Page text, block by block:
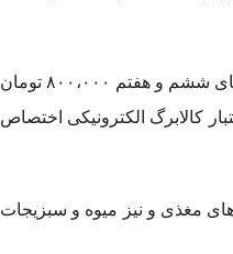
مبلغ کمک‌هزینه به ازای هر کودک ۵ تا ۵۹ ماه، دهک‌های اول تا پنجم ۱،۳۰۰،۰۰۰ تومان و دهک‌های ششم و هفتم ۸۰۰،۰۰۰ تومان
کالابرگ الکترونیکی اختصاص
تهیه ۲ قلم کالای دیگر یعنی دانه‌های مغذی و نیز میوه و سبزیجات